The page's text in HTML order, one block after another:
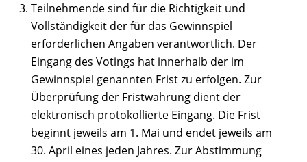
Teilnehmende sind für die Richtigkeit und
Vollständigkeit der für das Gewinnspiel
erforderlichen Angaben verantwortlich. Der
Eingang des Votings hat innerhalb der im
Gewinnspiel genannten Frist zu erfolgen. Zur
Überprüfung der Fristwahrung dient der
elektronisch protokollierte Eingang. Die Frist
beginnt jeweils am 1. Mai und endet jeweils am
30. April eines jeden Jahres. Zur Abstimmung